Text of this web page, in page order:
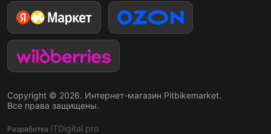
Copyright © 2026. Интернет-магазин Pitbikemarket.
Все права защищены.
Разработка ITDigital.pro